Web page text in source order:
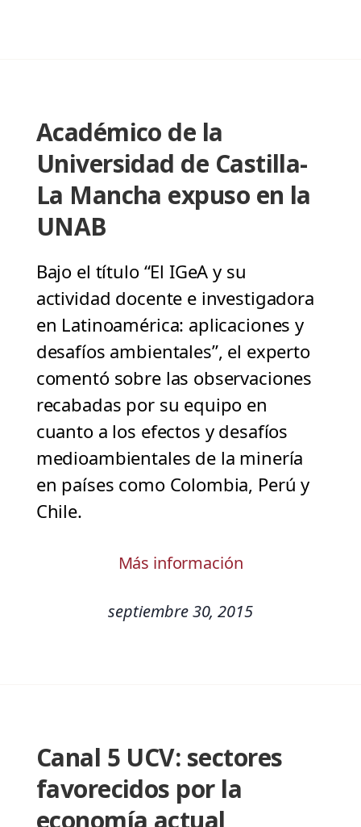
Académico de la
Universidad de Castilla-
La Mancha expuso en la
UNAB
Bajo el título “El IGeA y su
actividad docente e investigadora
en Latinoamérica: aplicaciones y
desafíos ambientales”, el experto
comentó sobre las observaciones
recabadas por su equipo en
cuanto a los efectos y desafíos
medioambientales de la minería
en países como Colombia, Perú y
Chile.
Más información
septiembre 30, 2015
Canal 5 UCV: sectores
favorecidos por la
economía actual